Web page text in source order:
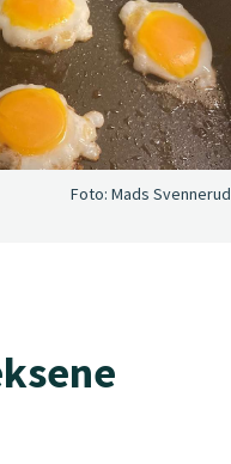
Foto: Mads Svennerud